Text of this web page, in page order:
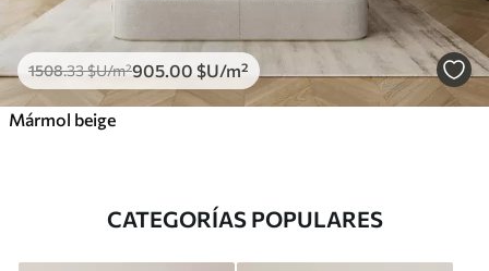
1508.33$U/m²905.00 $U/m²
Mármol beige
CATEGORÍAS POPULARES